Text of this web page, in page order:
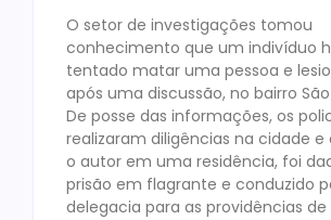
O setor de investigações tomou
conhecimento que um indivíduo
tentado matar uma pessoa e
após uma discussão, no bairro
De posse das informações, os
realizaram diligências na cidade
o autor em uma residência, foi
prisão em flagrante e conduzido
delegacia para as providências de